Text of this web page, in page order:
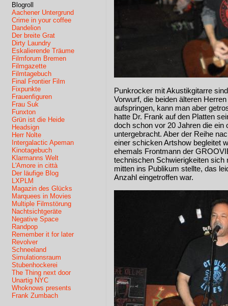
Blogroll
Aachener Untergrund
Crime in your coffee
Dandelion
Der breite Grat
Dirty Laundry
Eskalierende Träume
Filmforum Bremen
Filmgazette
Filmtagebuch
Final Frontier Film
Fixpunkte
Frauenfiguren
Frau Suk
Funxton
Grün ist die Heide
Headsign
Herr Nolte
Intergalactic Apeman
Kinotagebuch
Klarmanns Welt
L'Amore in città
Der läufige Blog
LXPLM
Magazin des Glücks
Marquees in Movies
Multiple Filmstörung
Nachtsichtgeräte
Negative Space
Randpop
Remember it for later
Revolver
Schneeland
Simulationsraum
Stubenhockerei
The Thing next door
Unartig NYC
Whoknows presents
Frank Zumbach
Punkrocker mit Akustikgitarre
Vorwurf, die beiden älteren
aufspringen, kann man aber
hatte Dr. Frank auf den Platten
doch schon vor 20 Jahren die ein
untergebracht. Aber der Reihe
einer schicken Artshow begleitet
ehemals Frontmann der
technischen Schwierigkeiten sich
mitten ins Publikum stellte, das
Anzahl eingetroffen war.